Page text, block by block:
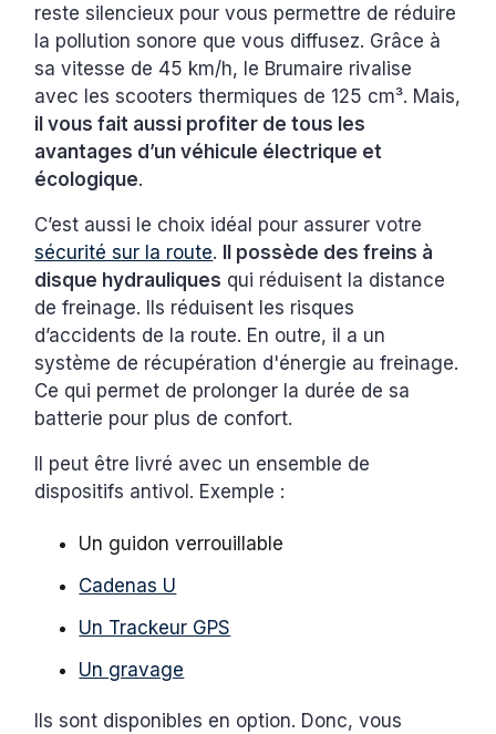
reste silencieux pour vous permettre de réduire
la pollution sonore que vous diffusez. Grâce à
sa vitesse de 45 km/h, le Brumaire rivalise
avec les scooters thermiques de 125 cm³. Mais,
il vous fait aussi profiter de tous les
avantages d’un véhicule électrique et
écologique.
C’est aussi le choix idéal pour assurer votre
sécurité sur la route.
Il possède des freins à
disque hydrauliques qui réduisent la distance
de freinage. Ils réduisent les risques
d’accidents de la route. En outre, il a un
système de récupération d'énergie au freinage.
Ce qui permet de prolonger la durée de sa
batterie pour plus de confort.
Il peut être livré avec un ensemble de
dispositifs antivol. Exemple :
Un guidon verrouillable
Cadenas U
Un Trackeur GPS
Un gravage
Ils sont disponibles en option. Donc, vous